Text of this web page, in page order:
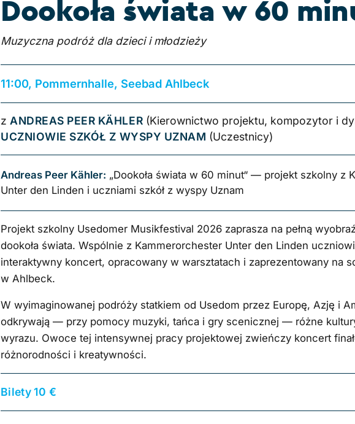
Dookoła świata w 60
Muzyczna podróż dla dzieci i młodzieży
11:00, Pommernhalle, Seebad Ahlbeck
z ANDREAS PEER KÄHLER (Kierownictwo projektu, kompozytor i
UCZNIOWIE SZKÓŁ Z WYSPY UZNAM (Uczestnicy)
Andreas Peer Kähler: „Dookoła świata w 60 minut“ — projekt szkolny z
Unter den Linden i uczniami szkół z wyspy Uznam
Projekt szkolny Usedomer Musikfestival 2026 zaprasza na pełną
dookoła świata. Wspólnie z Kammerorchester Unter den Linden
interaktywny koncert, opracowany w warsztatach i zaprezentowany na
w Ahlbeck.
W wyimaginowanej podróży statkiem od Usedom przez Europę, Azję i
odkrywają — przy pomocy muzyki, tańca i gry scenicznej — różne
wyrazu. Owoce tej intensywnej pracy projektowej zwieńczy koncert
różnorodności i kreatywności.
Bilety 10 €